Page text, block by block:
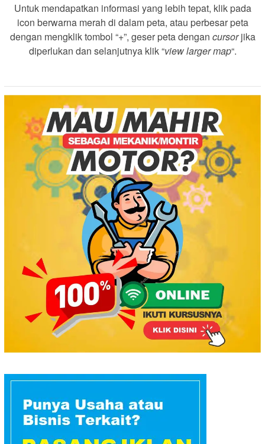
Untuk mendapatkan informasi yang lebih tepat, klik pada
icon berwarna merah di dalam peta, atau perbesar peta
dengan mengklik tombol “+”, geser peta dengan cursorjika
diperlukan dan selanjutnya klik “view larger map“.